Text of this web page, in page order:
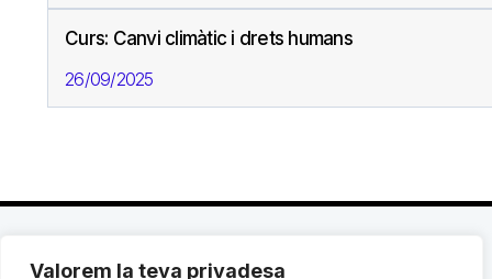
Valorem la teva privadesa
Curs: Canvi climàtic i drets humans
26/09/2025